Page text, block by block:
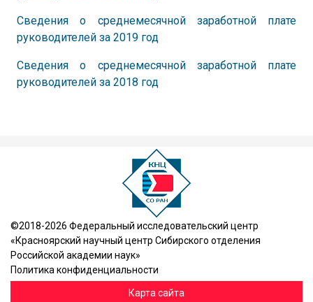
Сведения о среднемесячной заработной плате
руководителей за 2019 год
Сведения о среднемесячной заработной плате
руководителей за 2018 год
©2018-2026 Федеральный исследовательский центр
«Красноярский научный центр Сибирского отделения
Российской академии наук»
Политика конфиденциальности
Карта сайта